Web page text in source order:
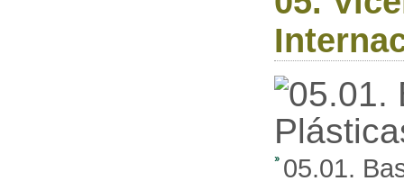
05.01.